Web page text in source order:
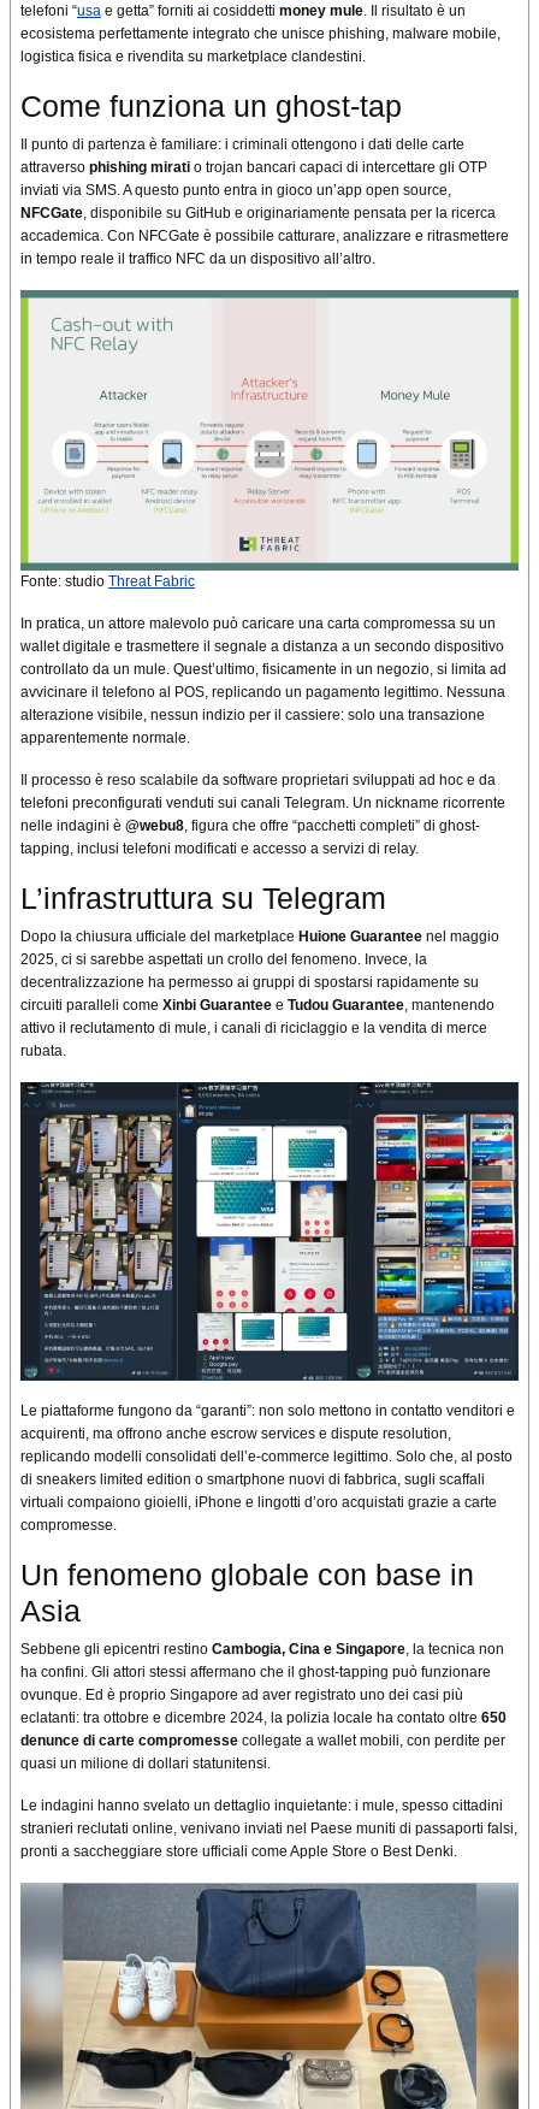
telefoni “usa e getta” forniti ai cosiddetti money mule. Il risultato è un
ecosistema perfettamente integrato che unisce phishing, malware mobile,
logistica fisica e rivendita su marketplace clandestini.
Come funziona un ghost-tap
Il punto di partenza è familiare: i criminali ottengono i dati delle carte
attraverso phishing mirati o trojan bancari capaci di intercettare gli OTP
inviati via SMS. A questo punto entra in gioco un’app open source,
NFCGate, disponibile su GitHub e originariamente pensata per la ricerca
accademica. Con NFCGate è possibile catturare, analizzare e ritrasmettere
in tempo reale il traffico NFC da un dispositivo all’altro.
Fonte: studio Threat Fabric
In pratica, un attore malevolo può caricare una carta compromessa su un
wallet digitale e trasmettere il segnale a distanza a un secondo dispositivo
controllato da un mule. Quest’ultimo, fisicamente in un negozio, si limita ad
avvicinare il telefono al POS, replicando un pagamento legittimo. Nessuna
alterazione visibile, nessun indizio per il cassiere: solo una transazione
apparentemente normale.
Il processo è reso scalabile da software proprietari sviluppati ad hoc e da
telefoni preconfigurati venduti sui canali Telegram. Un nickname ricorrente
nelle indagini è @webu8 , figura che offre “pacchetti completi” di ghost-
tapping, inclusi telefoni modificati e accesso a servizi di relay.
L’infrastruttura su Telegram
Dopo la chiusura ufficiale del marketplace Huione Guarantee nel maggio
2025, ci si sarebbe aspettati un crollo del fenomeno. Invece, la
decentralizzazione ha permesso ai gruppi di spostarsi rapidamente su
circuiti paralleli come Xinbi Guarantee e Tudou Guarantee , mantenendo
attivo il reclutamento di mule, i canali di riciclaggio e la vendita di merce
rubata.
Le piattaforme fungono da “garanti”: non solo mettono in contatto venditori e
acquirenti, ma offrono anche escrow services e dispute resolution,
replicando modelli consolidati dell’e-commerce legittimo. Solo che, al posto
di sneakers limited edition o smartphone nuovi di fabbrica, sugli scaffali
virtuali compaiono gioielli, iPhone e lingotti d’oro acquistati grazie a carte
compromesse.
Un fenomeno globale con base in
Asia
Sebbene gli epicentri restino Cambogia, Cina e Singapore, la tecnica non
ha confini. Gli attori stessi affermano che il ghost-tapping può funzionare
ovunque. Ed è proprio Singapore ad aver registrato uno dei casi più
eclatanti: tra ottobre e dicembre 2024, la polizia locale ha contato oltre 650
denunce di carte compromesse collegate a wallet mobili, con perdite per
quasi un milione di dollari statunitensi.
Le indagini hanno svelato un dettaglio inquietante: i mule, spesso cittadini
stranieri reclutati online, venivano inviati nel Paese muniti di passaporti falsi,
pronti a saccheggiare store ufficiali come Apple Store o Best Denki.